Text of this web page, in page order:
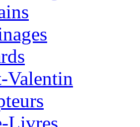
Valentin
Livres